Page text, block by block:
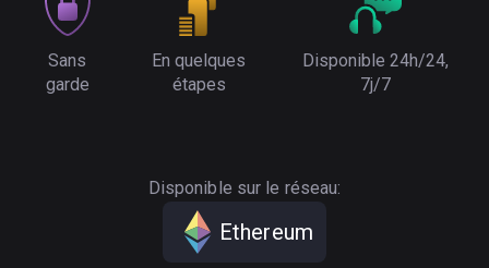
Sans
garde
En quelques
étapes
Disponible 24h/24,
7j/7
Disponible sur le réseau:
Ethereum